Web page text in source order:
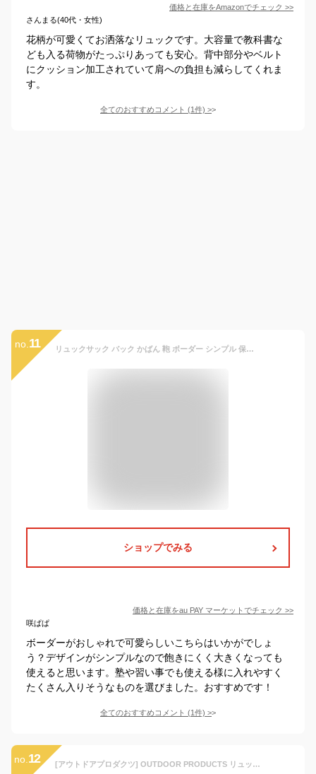
価格と在庫をAmazonでチェック >>
さんまる(40代・女性)
花柄が可愛くてお洒落なリュックです。大容量で教科書な
ども入る荷物がたっぷりあっても安心。背中部分やベルト
にクッション加工されていて肩への負担も減らしてくれま
す。
全てのおすすめコメント (1件) >
no. 11 リュックサック バック かばん 鞄 ボーダー シンプル 保育園 幼稚園 キッズ こども おしゃれ 女の子
ショップでみる
価格と在庫をau PAY マーケット でチェック >>
咲ぱぱ
ボーダーがおしゃれで可愛らしいこちらはいかがでしょ
う？デザインがシンプルなので飽きにくく大きくなっても
使えると思います。塾や習い事でも使える様に入れやすく
たくさん入りそうなものを選びました。おすすめです！
全てのおすすめコメント (1件) >
no. 12 [アウトドアプロダクツ] OUTDOOR PRODUCTS リュック リュックサック デイパック キッズ ジュニア 子供用 レディース (スクエア/キャンディブルー)